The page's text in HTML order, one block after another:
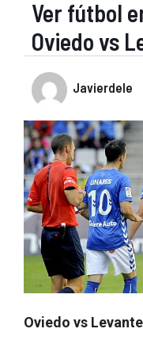
Ver fútbol
Oviedo vs
Javierdele
Oviedo vs